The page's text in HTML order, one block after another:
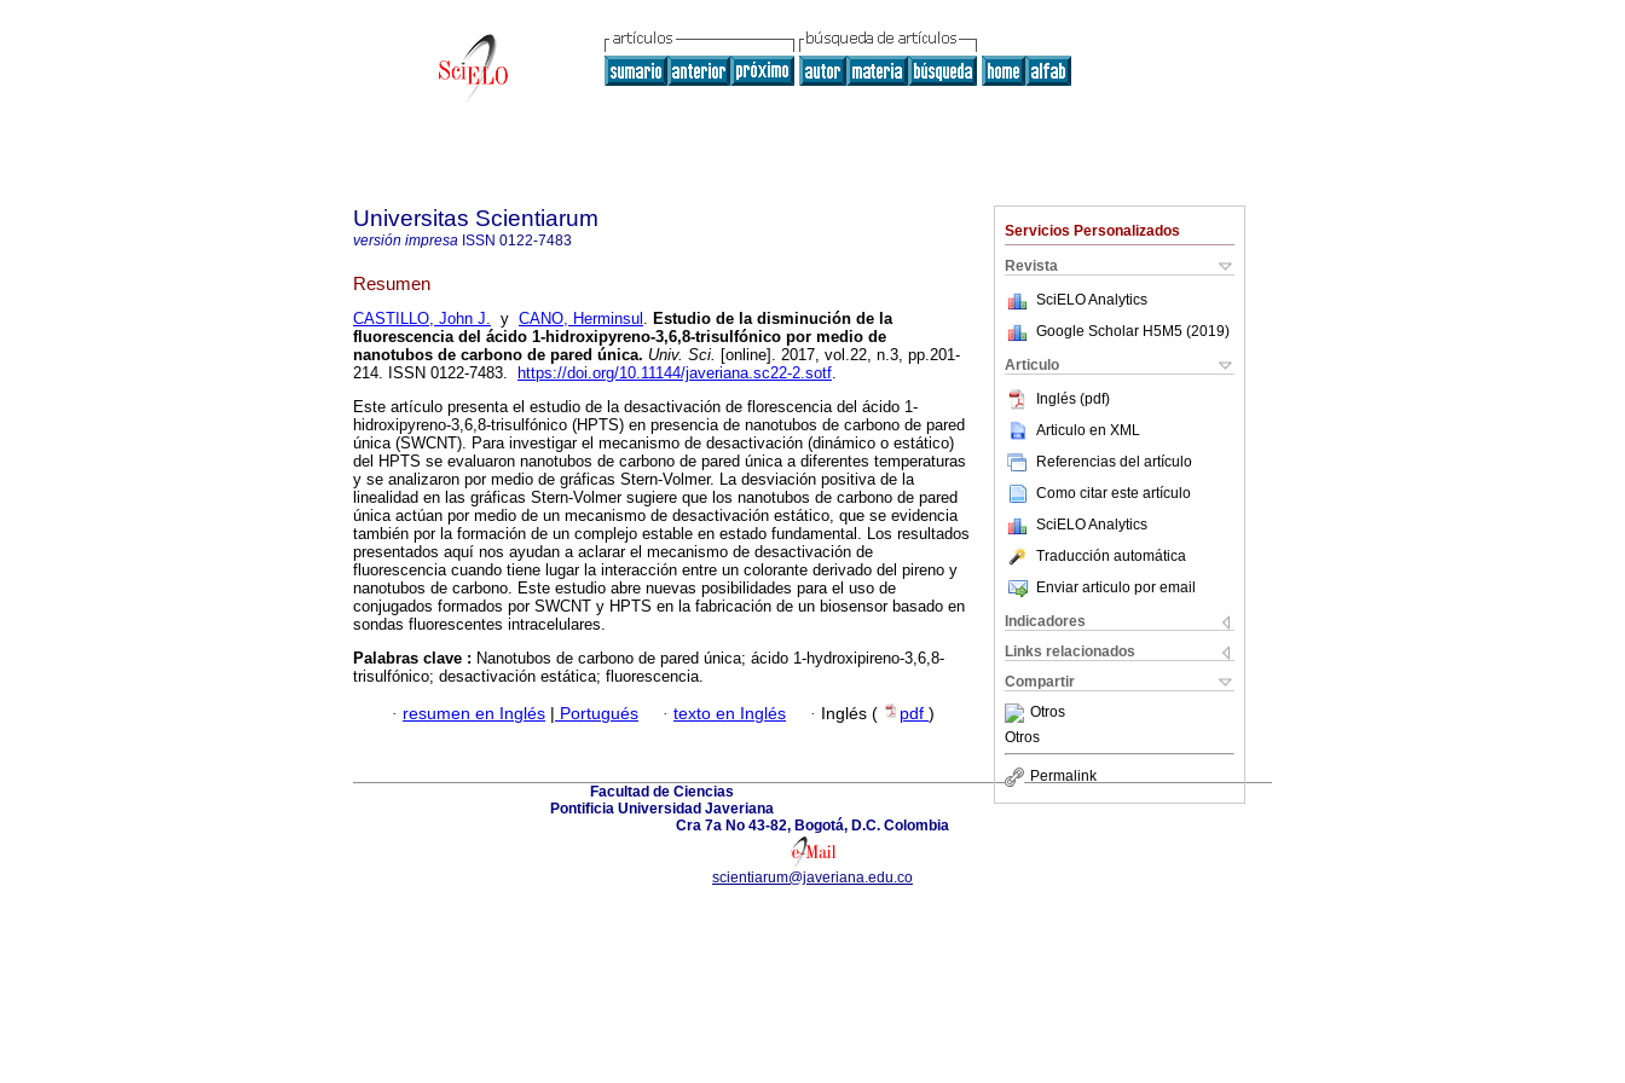
Servicios Personalizados
Revista
SciELO Analytics
Google Scholar H5M5 (2019)
Articulo
Inglés (pdf)
Articulo en XML
Referencias del artículo
Como citar este artículo
SciELO Analytics
Traducción automática
Enviar articulo por email
Indicadores
Links relacionados
Compartir
Otros
Otros
Permalink
Universitas Scientiarum
versión impresa ISSN 0122-7483
Resumen
CASTILLO, John J. y CANO, Herminsul . Estudio de la disminución de la
fluorescencia del ácido 1-hidroxipyreno-3,6,8-trisulfónico por medio de
nanotubos de carbono de pared única. Univ. Sci. [online]. 2017, vol.22, n.3, pp.201-
214. ISSN 0122-7483.
https://doi.org/10.11144/javeriana.sc22-2.sotf.
Este artículo presenta el estudio de la desactivación de florescencia del ácido 1-
hidroxipyreno-3,6,8-trisulfónico (HPTS) en presencia de nanotubos de carbono de pared
única (SWCNT). Para investigar el mecanismo de desactivación (dinámico o estático)
del HPTS se evaluaron nanotubos de carbono de pared única a diferentes temperaturas
y se analizaron por medio de gráficas Stern-Volmer. La desviación positiva de la
linealidad en las gráficas Stern-Volmer sugiere que los nanotubos de carbono de pared
única actúan por medio de un mecanismo de desactivación estático, que se evidencia
también por la formación de un complejo estable en estado fundamental. Los resultados
presentados aquí nos ayudan a aclarar el mecanismo de desactivación de
fluorescencia cuando tiene lugar la interacción entre un colorante derivado del pireno y
nanotubos de carbono. Este estudio abre nuevas posibilidades para el uso de
conjugados formados por SWCNT y HPTS en la fabricación de un biosensor basado en
sondas fluorescentes intracelulares.
Palabras clave : Nanotubos de carbono de pared única; ácido 1-hydroxipireno-3,6,8-
trisulfónico; desactivación estática; fluorescencia.
· resumen en Inglés | Portugués · texto en Inglés · Inglés ( pdf )
Facultad de Ciencias
Pontificia Universidad Javeriana
Cra 7a No 43-82, Bogotá, D.C. Colombia
scientiarum@javeriana.edu.co